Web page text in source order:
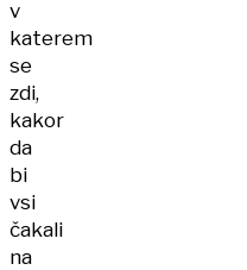
v
katerem
se
zdi,
kakor
da
bi
vsi
čakali
na